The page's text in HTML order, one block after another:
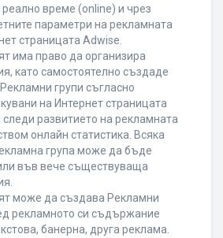
време (online) и чрез
параметри на рекламната
страницата Adwise.
има право да организира
като самостоятелно създаде
групи съгласно
на Интернет страницата
следи развитието на рекламната
онлайн статистика. Всяка
група може да бъде
във вече съществуваща
може да създава Рекламни
рекламното си съдържание
банерна, друга реклама.